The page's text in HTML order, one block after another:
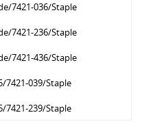
7421-036/Staple
7421-236/Staple
7421-436/Staple
7421-039/Staple
7421-239/Staple